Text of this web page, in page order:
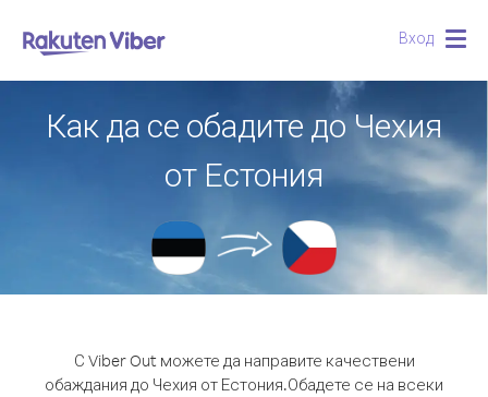
Вход
Как да се обадите до Чехия
от Естония
С Viber Out можете да направите качествени
обаждания до Чехия от Естония.Обадете се на всеки